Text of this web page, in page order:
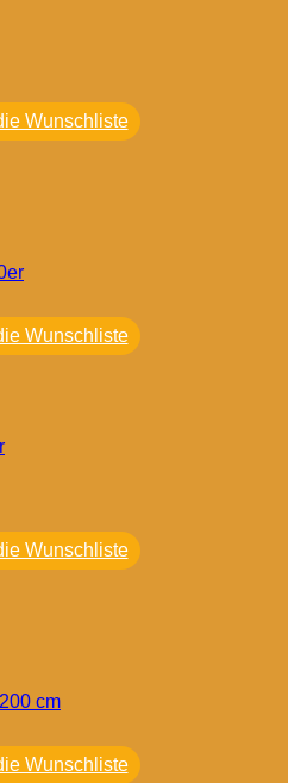
Wunschliste
Wunschliste
Wunschliste
Wunschliste